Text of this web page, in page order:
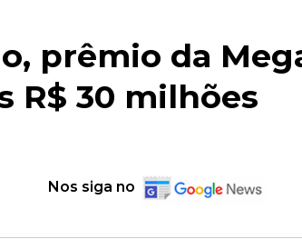
prêmio da
R$ 30 milhões
Nos siga no